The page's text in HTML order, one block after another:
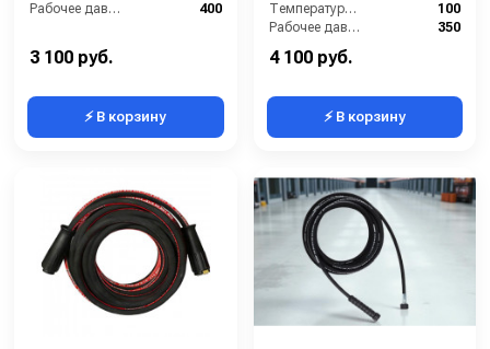
Рабочее давление (бар):
400
3 100 руб.
⚡ В корзину
Температура (°C):
100
Рабочее давление (бар):
350
4 100 руб.
⚡ В корзину